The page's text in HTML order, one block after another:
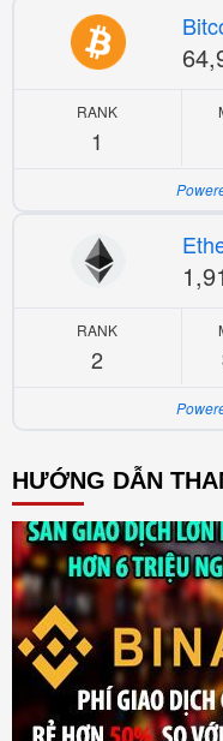
RANK
1
RANK
2
HƯỚNG DẪN